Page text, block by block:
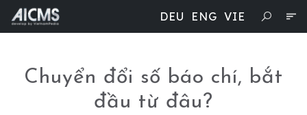
DEU ENG VIE
Chuyển đổi số báo chí, bắt
đầu từ đâu?